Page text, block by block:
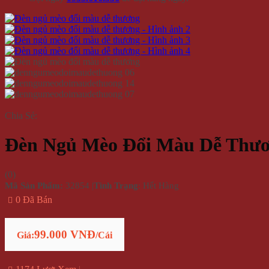
Chia Sẻ:
Đèn Ngủ Mèo Đổi Màu Dễ
(0)
Mã Sản Phẩm: 32854 |Tình Trạng: Hết Hàng
0 Đã Bán
Giá:99.000 VNĐ/Cái